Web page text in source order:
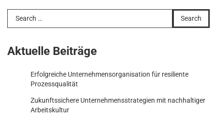
Search
for:
Aktuelle Beiträge
Erfolgreiche Unternehmensorganisation für resiliente
Prozessqualität
Zukunftssichere Unternehmensstrategien mit nachhaltiger
Arbeitskultur